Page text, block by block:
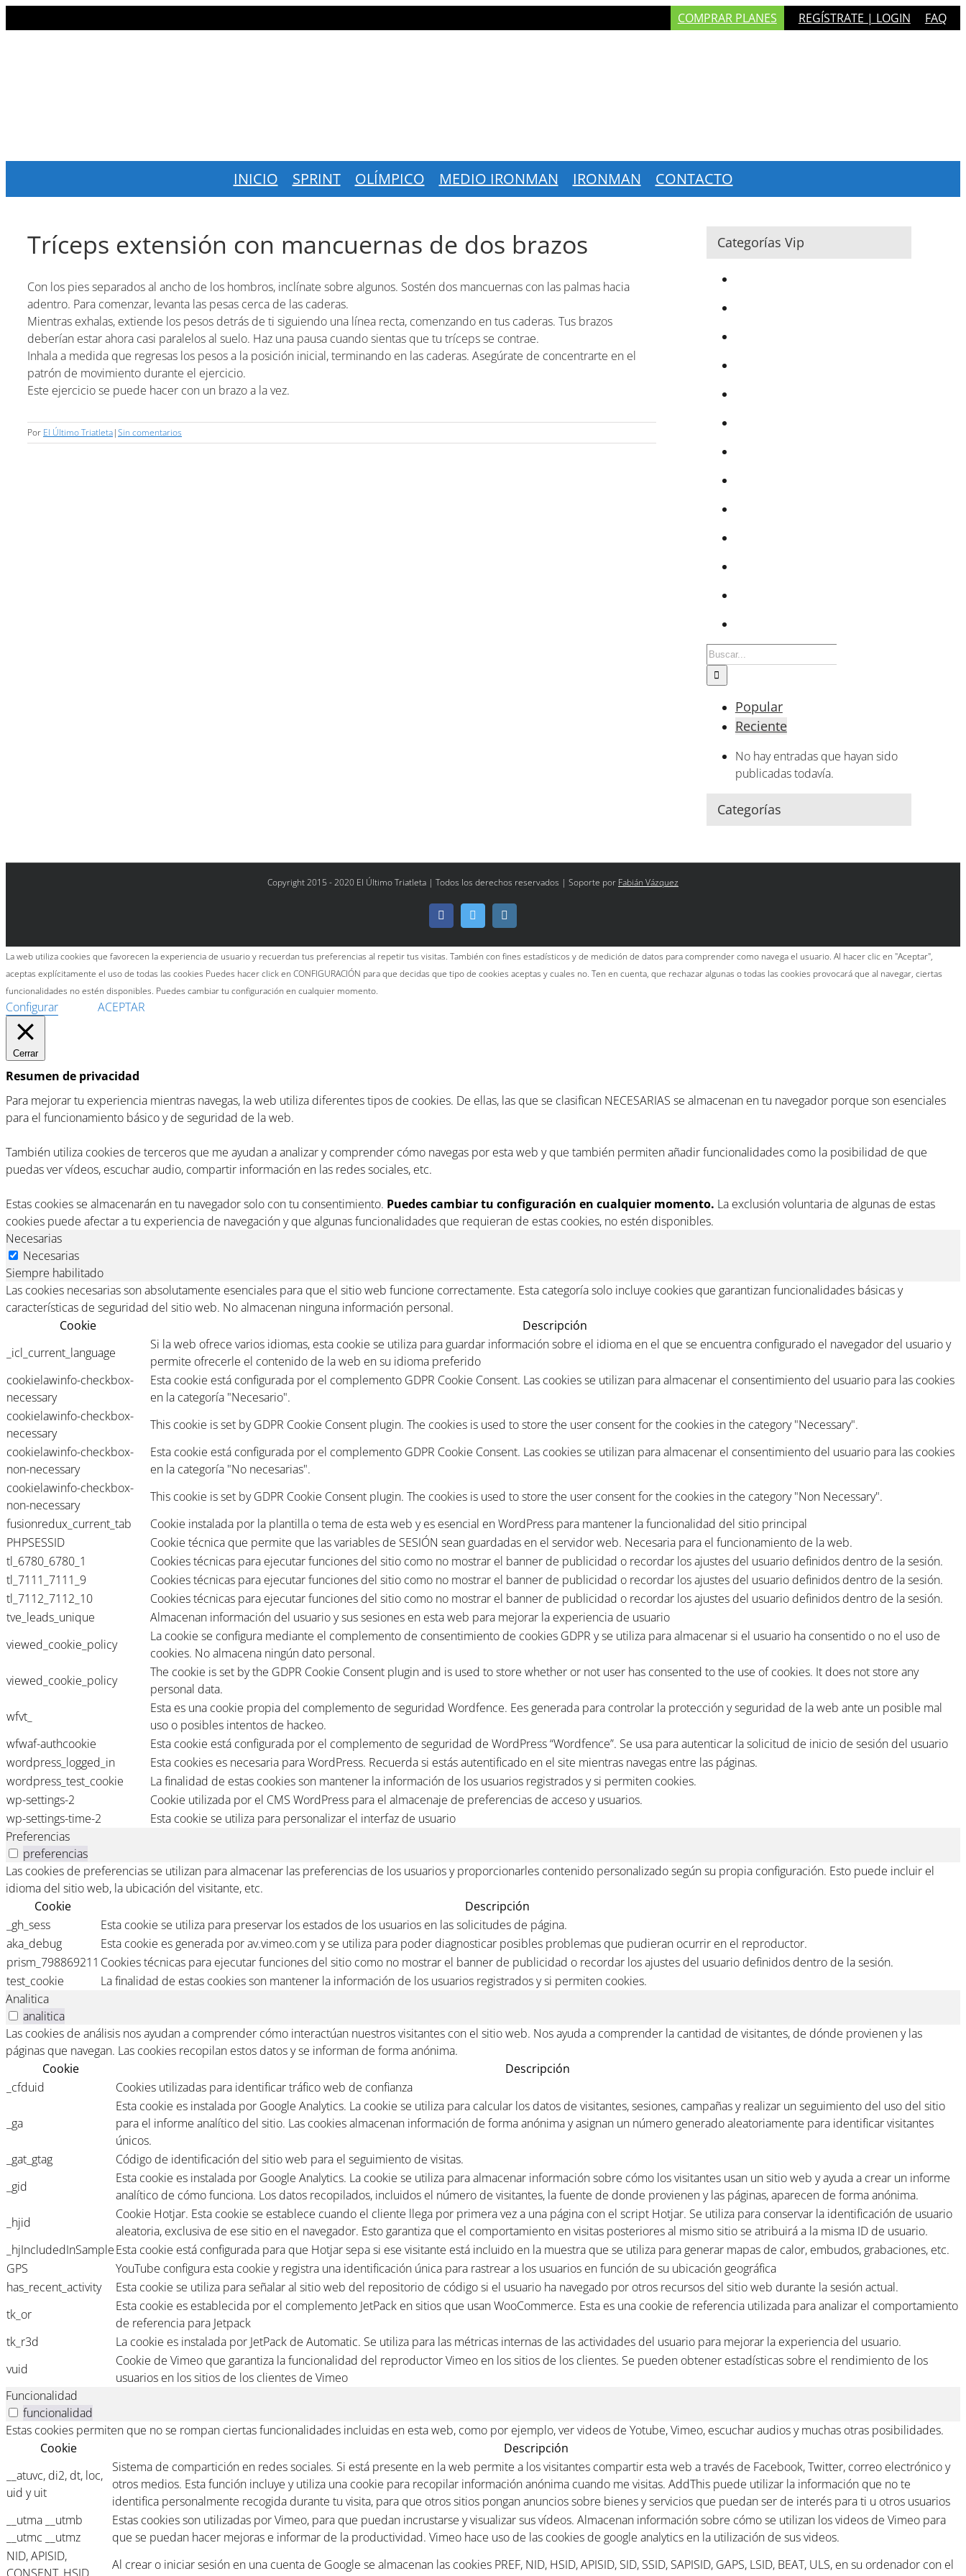
al
COMPRAR PLANES REGÍSTRATE | LOGIN FAQ
INICIO SPRINT OLÍMPICO MEDIO IRONMAN IRONMAN CONTACTO
Tríceps extensión con mancuernas de dos brazos
Con los pies separados al ancho de los hombros, inclínate sobre algunos. Sostén dos mancuernas con las palmas hacia
adentro. Para comenzar, levanta las pesas cerca de las caderas.
Mientras exhalas, extiende los pesos detrás de ti siguiendo una línea recta, comenzando en tus caderas. Tus brazos
deberían estar ahora casi paralelos al suelo. Haz una pausa cuando sientas que tu tríceps se contrae.
Inhala a medida que regresas los pesos a la posición inicial, terminando en las caderas. Asegúrate de concentrarte en el
patrón de movimiento durante el ejercicio.
Este ejercicio se puede hacer con un brazo a la vez.
Por El Último Triatleta|Sin comentarios
Categorías Vip
Buscar:
Popular
Reciente
No hay entradas que hayan sido
publicadas todavía.
Categorías
Copyright 2015 - 2020 El Último Triatleta | Todos los derechos reservados | Soporte por Fabián Vázquez
FacebookTwitter
La web utiliza cookies que favorecen la experiencia de usuario y recuerdan tus preferencias al repetir tus visitas. También con fines estadísticos y de medición de datos para comprender como navega el usuario. Al hacer clic en "Aceptar",
aceptas explícitamente el uso de todas las cookies Puedes hacer click en CONFIGURACIÓN para que decidas que tipo de cookies aceptas y cuales no. Ten en cuenta, que rechazar algunas o todas las cookies provocará que al navegar, ciertas
funcionalidades no estén disponibles. Puedes cambiar tu configuración en cualquier momento.
Configurar ACEPTAR
Cerrar
Resumen de privacidad
Para mejorar tu experiencia mientras navegas, la web utiliza diferentes tipos de cookies. De ellas, las que se clasifican NECESARIAS se almacenan en tu navegador porque son esenciales
para el funcionamiento básico y de seguridad de la web.
También utiliza cookies de terceros que me ayudan a analizar y comprender cómo navegas por esta web y que también permiten añadir funcionalidades como la posibilidad de que
puedas ver vídeos, escuchar audio, compartir información en las redes sociales, etc.
Estas cookies se almacenarán en tu navegador solo con tu consentimiento. Puedes cambiar tu configuración en cualquier momento. La exclusión voluntaria de algunas de estas
cookies puede afectar a tu experiencia de navegación y que algunas funcionalidades que requieran de estas cookies, no estén disponibles.
Necesarias
Necesarias
Siempre habilitado
Las cookies necesarias son absolutamente esenciales para que el sitio web funcione correctamente. Esta categoría solo incluye cookies que garantizan funcionalidades básicas y
características de seguridad del sitio web. No almacenan ninguna información personal.
Cookie
Descripción
_icl_current_language
Si la web ofrece varios idiomas, esta cookie se utiliza para guardar información sobre el idioma en el que se encuentra configurado el navegador del usuario y
permite ofrecerle el contenido de la web en su idioma preferido
cookielawinfo-checkbox-
necessary
Esta cookie está configurada por el complemento GDPR Cookie Consent. Las cookies se utilizan para almacenar el consentimiento del usuario para las cookies
en la categoría "Necesario".
cookielawinfo-checkbox-
necessary
This cookie is set by GDPR Cookie Consent plugin. The cookies is used to store the user consent for the cookies in the category "Necessary".
cookielawinfo-checkbox-
non-necessary
Esta cookie está configurada por el complemento GDPR Cookie Consent. Las cookies se utilizan para almacenar el consentimiento del usuario para las cookies
en la categoría "No necesarias".
cookielawinfo-checkbox-
non-necessary
This cookie is set by GDPR Cookie Consent plugin. The cookies is used to store the user consent for the cookies in the category "Non Necessary".
fusionredux_current_tab
Cookie instalada por la plantilla o tema de esta web y es esencial en WordPress para mantener la funcionalidad del sitio principal
PHPSESSID
Cookie técnica que permite que las variables de SESIÓN sean guardadas en el servidor web. Necesaria para el funcionamiento de la web.
tl_6780_6780_1
Cookies técnicas para ejecutar funciones del sitio como no mostrar el banner de publicidad o recordar los ajustes del usuario definidos dentro de la sesión.
tl_7111_7111_9
Cookies técnicas para ejecutar funciones del sitio como no mostrar el banner de publicidad o recordar los ajustes del usuario definidos dentro de la sesión.
tl_7112_7112_10
Cookies técnicas para ejecutar funciones del sitio como no mostrar el banner de publicidad o recordar los ajustes del usuario definidos dentro de la sesión.
tve_leads_unique
Almacenan información del usuario y sus sesiones en esta web para mejorar la experiencia de usuario
viewed_cookie_policy
La cookie se configura mediante el complemento de consentimiento de cookies GDPR y se utiliza para almacenar si el usuario ha consentido o no el uso de
cookies. No almacena ningún dato personal.
viewed_cookie_policy
The cookie is set by the GDPR Cookie Consent plugin and is used to store whether or not user has consented to the use of cookies. It does not store any
personal data.
wfvt_
Esta es una cookie propia del complemento de seguridad Wordfence. Ees generada para controlar la protección y seguridad de la web ante un posible mal
uso o posibles intentos de hackeo.
wfwaf-authcookie
Esta cookie está configurada por el complemento de seguridad de WordPress “Wordfence”. Se usa para autenticar la solicitud de inicio de sesión del usuario
wordpress_logged_in
Esta cookies es necesaria para WordPress. Recuerda si estás autentificado en el site mientras navegas entre las páginas.
wordpress_test_cookie
La finalidad de estas cookies son mantener la información de los usuarios registrados y si permiten cookies.
wp-settings-2
Cookie utilizada por el CMS WordPress para el almacenaje de preferencias de acceso y usuarios.
wp-settings-time-2
Esta cookie se utiliza para personalizar el interfaz de usuario
Preferencias
preferencias
Las cookies de preferencias se utilizan para almacenar las preferencias de los usuarios y proporcionarles contenido personalizado según su propia configuración. Esto puede incluir el
idioma del sitio web, la ubicación del visitante, etc.
Cookie
Descripción
_gh_sess
Esta cookie se utiliza para preservar los estados de los usuarios en las solicitudes de página.
aka_debug
Esta cookie es generada por av.vimeo.com y se utiliza para poder diagnosticar posibles problemas que pudieran ocurrir en el reproductor.
prism_798869211 Cookies técnicas para ejecutar funciones del sitio como no mostrar el banner de publicidad o recordar los ajustes del usuario definidos dentro de la sesión.
test_cookie
La finalidad de estas cookies son mantener la información de los usuarios registrados y si permiten cookies.
Analitica
analitica
Las cookies de análisis nos ayudan a comprender cómo interactúan nuestros visitantes con el sitio web. Nos ayuda a comprender la cantidad de visitantes, de dónde provienen y las
páginas que navegan. Las cookies recopilan estos datos y se informan de forma anónima.
Cookie
Descripción
_cfduid
Cookies utilizadas para identificar tráfico web de confianza
_ga
Esta cookie es instalada por Google Analytics. La cookie se utiliza para calcular los datos de visitantes, sesiones, campañas y realizar un seguimiento del uso del sitio
para el informe analítico del sitio. Las cookies almacenan información de forma anónima y asignan un número generado aleatoriamente para identificar visitantes
únicos.
_gat_gtag
Código de identificación del sitio web para el seguimiento de visitas.
_gid
Esta cookie es instalada por Google Analytics. La cookie se utiliza para almacenar información sobre cómo los visitantes usan un sitio web y ayuda a crear un informe
analítico de cómo funciona. Los datos recopilados, incluidos el número de visitantes, la fuente de donde provienen y las páginas, aparecen de forma anónima.
_hjid
Cookie Hotjar. Esta cookie se establece cuando el cliente llega por primera vez a una página con el script Hotjar. Se utiliza para conservar la identificación de usuario
aleatoria, exclusiva de ese sitio en el navegador. Esto garantiza que el comportamiento en visitas posteriores al mismo sitio se atribuirá a la misma ID de usuario.
_hjIncludedInSampleEsta cookie está configurada para que Hotjar sepa si ese visitante está incluido en la muestra que se utiliza para generar mapas de calor, embudos, grabaciones, etc.
GPS
YouTube configura esta cookie y registra una identificación única para rastrear a los usuarios en función de su ubicación geográfica
has_recent_activity
Esta cookie se utiliza para señalar al sitio web del repositorio de código si el usuario ha navegado por otros recursos del sitio web durante la sesión actual.
tk_or
Esta cookie es establecida por el complemento JetPack en sitios que usan WooCommerce. Esta es una cookie de referencia utilizada para analizar el comportamiento
de referencia para Jetpack
tk_r3d
La cookie es instalada por JetPack de Automatic. Se utiliza para las métricas internas de las actividades del usuario para mejorar la experiencia del usuario.
vuid
Cookie de Vimeo que garantiza la funcionalidad del reproductor Vimeo en los sitios de los clientes. Se pueden obtener estadísticas sobre el rendimiento de los
usuarios en los sitios de los clientes de Vimeo
Funcionalidad
funcionalidad
Estas cookies permiten que no se rompan ciertas funcionalidades incluidas en esta web, como por ejemplo, ver videos de Yotube, Vimeo, escuchar audios y muchas otras posibilidades.
Cookie
Descripción
__atuvc, di2, dt, loc,
uid y uit
Sistema de compartición en redes sociales. Si está presente en la web permite a los visitantes compartir esta web a través de Facebook, Twitter, correo electrónico y
otros medios. Esta función incluye y utiliza una cookie para recopilar información anónima cuando me visitas. AddThis puede utilizar la información que no te
identifica personalmente recogida durante tu visita, para que otros sitios pongan anuncios sobre bienes y servicios que puedan ser de interés para ti u otros usuarios
__utma __utmb
__utmc __utmz
Estas cookies son utilizadas por Vimeo, para que puedan incrustarse y visualizar sus vídeos. Almacenan información sobre cómo se utilizan los videos de Vimeo para
que se puedan hacer mejoras e informar de la productividad. Vimeo hace uso de las cookies de google analytics en la utilización de sus videos.
NID, APISID,
Al crear o iniciar sesión en una cuenta de Google se almacenan las cookies PREF, NID, HSID, APISID, SID, SSID, SAPISID, GAPS, LSID, BEAT, ULS, en su ordenador con el